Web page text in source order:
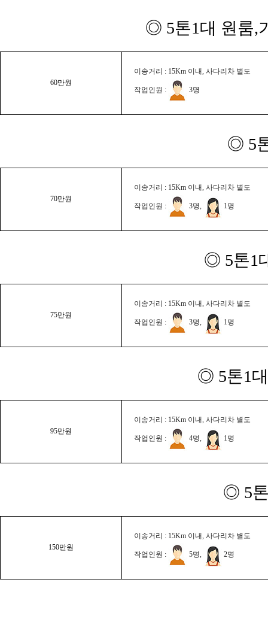
◎ 5톤1대 원룸,
60만원
이송거리 : 15Km 이내, 사다리차 별도
작업인원 : 3명
◎ 5
70만원
이송거리 : 15Km 이내, 사다리차 별도
작업인원 : 3명, 1명
◎ 5톤1
75만원
이송거리 : 15Km 이내, 사다리차 별도
작업인원 : 3명, 1명
◎ 5톤1
95만원
이송거리 : 15Km 이내, 사다리차 별도
작업인원 : 4명, 1명
◎ 5
150만원
이송거리 : 15Km 이내, 사다리차 별도
작업인원 : 5명, 2명